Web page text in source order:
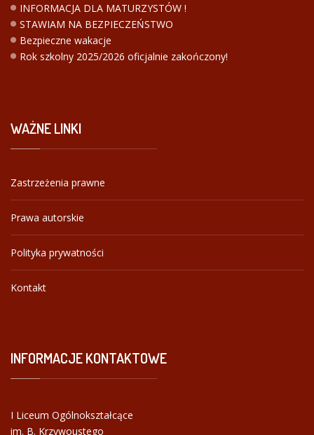
INFORMACJA DLA MATURZYSTÓW !
STAWIAM NA BEZPIECZEŃSTWO
Bezpieczne wakacje
Rok szkolny 2025/2026 oficjalnie zakończony!
WAŻNELINKI
Zastrzeżenia prawne
Prawa autorskie
Polityka prywatności
Kontakt
INFORMACJEKONTAKTOWE
I Liceum Ogólnokształcące
im. B. Krzywoustego